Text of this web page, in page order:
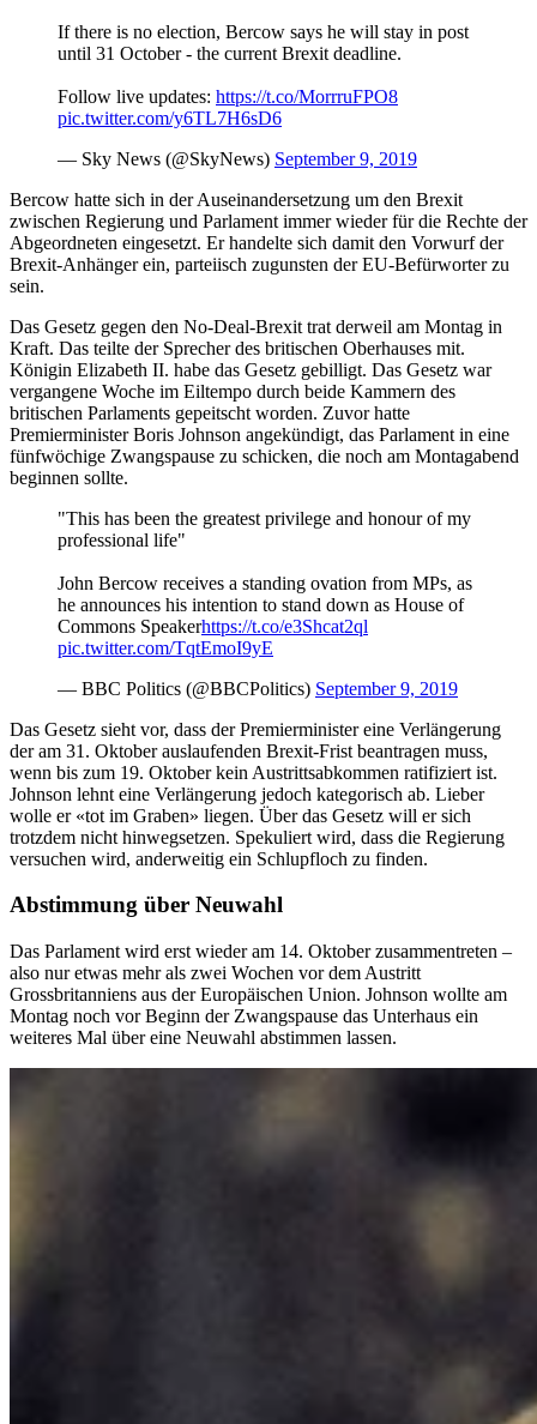
If there is no election, Bercow says he will stay in post
until 31 October - the current Brexit deadline.
Follow live updates: https://t.co/MorrruFPO8
pic.twitter.com/y6TL7H6sD6
— Sky News (@SkyNews) September 9, 2019
Bercow hatte sich in der Auseinandersetzung um den Brexit
zwischen Regierung und Parlament immer wieder für die Rechte der
Abgeordneten eingesetzt. Er handelte sich damit den Vorwurf der
Brexit-Anhänger ein, parteiisch zugunsten der EU-Befürworter zu
sein.
Das Gesetz gegen den No-Deal-Brexit trat derweil am Montag in
Kraft. Das teilte der Sprecher des britischen Oberhauses mit.
Königin Elizabeth II. habe das Gesetz gebilligt. Das Gesetz war
vergangene Woche im Eiltempo durch beide Kammern des
britischen Parlaments gepeitscht worden. Zuvor hatte
Premierminister Boris Johnson angekündigt, das Parlament in eine
fünfwöchige Zwangspause zu schicken, die noch am Montagabend
beginnen sollte.
"This has been the greatest privilege and honour of my
professional life"
John Bercow receives a standing ovation from MPs, as
he announces his intention to stand down as House of
Commons Speakerhttps://t.co/e3Shcat2ql
pic.twitter.com/TqtEmoI9yE
— BBC Politics (@BBCPolitics) September 9, 2019
Das Gesetz sieht vor, dass der Premierminister eine Verlängerung
der am 31. Oktober auslaufenden Brexit-Frist beantragen muss,
wenn bis zum 19. Oktober kein Austrittsabkommen ratifiziert ist.
Johnson lehnt eine Verlängerung jedoch kategorisch ab. Lieber
wolle er «tot im Graben» liegen. Über das Gesetz will er sich
trotzdem nicht hinwegsetzen. Spekuliert wird, dass die Regierung
versuchen wird, anderweitig ein Schlupfloch zu finden.
Abstimmung über Neuwahl
Das Parlament wird erst wieder am 14. Oktober zusammentreten –
also nur etwas mehr als zwei Wochen vor dem Austritt
Grossbritanniens aus der Europäischen Union. Johnson wollte am
Montag noch vor Beginn der Zwangspause das Unterhaus ein
weiteres Mal über eine Neuwahl abstimmen lassen.